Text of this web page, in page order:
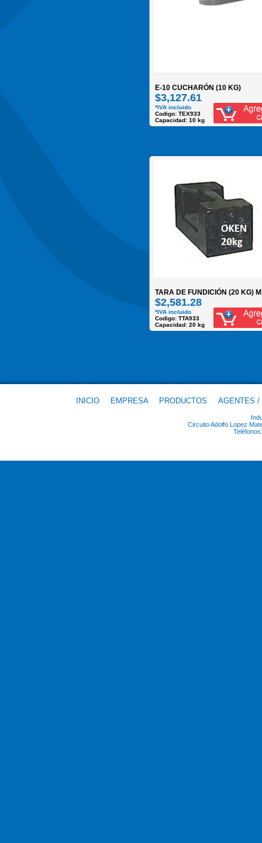
E-10 CUCHARÓN (10 KG)
$3,127.61
*IVA incluido
Codigo: TEX933
Capacidad: 10 kg
TARA DE FUNDICIÓN (20 KG)
$2,581.28
*IVA incluido
Codigo: TTA933
Capacidad: 20 kg
INICIO EMPRESA PRODUCTOS AGENTES /
Circuito Adolfo Lopez